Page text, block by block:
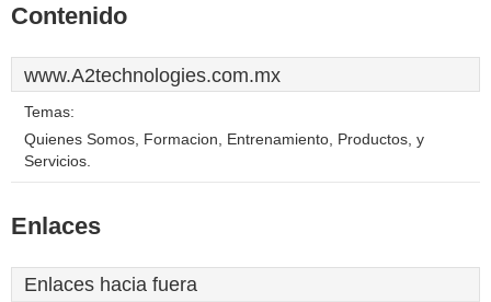
Contenido
www.A2technologies.com.mx
Temas:
Quienes Somos, Formacion, Entrenamiento, Productos, y
Servicios.
Enlaces
Enlaces hacia fuera